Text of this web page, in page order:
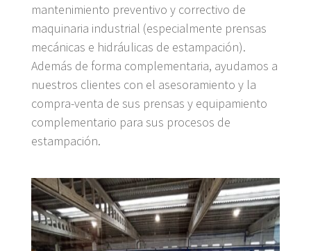
mantenimiento preventivo y correctivo de
maquinaria industrial (especialmente prensas
mecánicas e hidráulicas de estampación).
Además de forma complementaria, ayudamos a
nuestros clientes con el asesoramiento y la
compra-venta de sus prensas y equipamiento
complementario para sus procesos de
estampación.